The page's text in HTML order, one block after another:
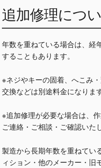
追加修理につ
年数を重ねている場合は、経
することもあります。
※ネジやキーの固着、へこみ
交換などは別途料金になります
※追加修理が必要な場合は、
ご連絡・ご相談・ご確認いた
製造から長期年数を重ねてい
ィション・他のメーカー・旧